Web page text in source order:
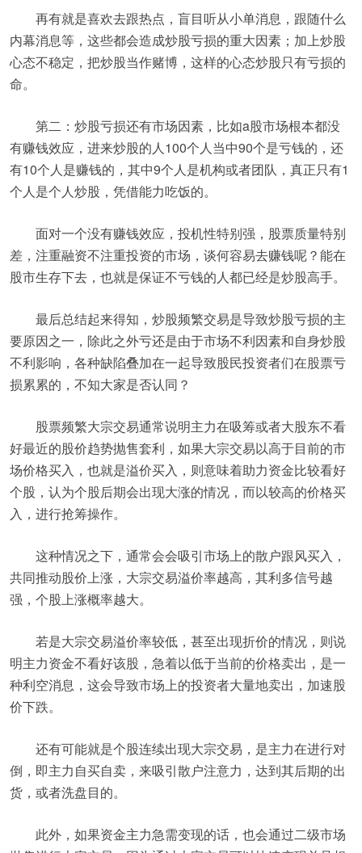
再有就是喜欢去跟热点，盲目听从小单消息，跟随什么
内幕消息等，这些都会造成炒股亏损的重大因素；加上炒股
心态不稳定，把炒股当作赌博，这样的心态炒股只有亏损的
命。
第二：炒股亏损还有市场因素，比如a股市场根本都没
有赚钱效应，进来炒股的人100个人当中90个是亏钱的，还
有10个人是赚钱的，其中9个人是机构或者团队，真正只有1
个人是个人炒股，凭借能力吃饭的。
面对一个没有赚钱效应，投机性特别强，股票质量特别
差，注重融资不注重投资的市场，谈何容易去赚钱呢？能在
股市生存下去，也就是保证不亏钱的人都已经是炒股高手。
最后总结起来得知，炒股频繁交易是导致炒股亏损的主
要原因之一，除此之外亏还是由于市场不利因素和自身炒股
不利影响，各种缺陷叠加在一起导致股民投资者们在股票亏
损累累的，不知大家是否认同？
股票频繁大宗交易通常说明主力在吸筹或者大股东不看
好最近的股价趋势抛售套利，如果大宗交易以高于目前的市
场价格买入，也就是溢价买入，则意味着助力资金比较看好
个股，认为个股后期会出现大涨的情况，而以较高的价格买
入，进行抢筹操作。
这种情况之下，通常会会吸引市场上的散户跟风买入，
共同推动股价上涨，大宗交易溢价率越高，其利多信号越
强，个股上涨概率越大。
若是大宗交易溢价率较低，甚至出现折价的情况，则说
明主力资金不看好该股，急着以低于当前的价格卖出，是一
种利空消息，这会导致市场上的投资者大量地卖出，加速股
价下跌。
还有可能就是个股连续出现大宗交易，是主力在进行对
倒，即主力自买自卖，来吸引散户注意力，达到其后期的出
货，或者洗盘目的。
此外，如果资金主力急需变现的话，也会通过二级市场